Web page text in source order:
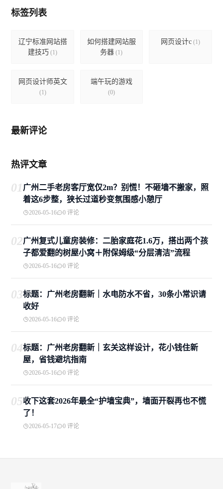
标签列表
辽宁标准网站搭
建技巧 (1)
如何搭建网站服
务器 (1)
网页设计c(1)
网页设计师英文
(1)
端午玩的游戏
(0)
最新评论
热评文章
01广州二手老房客厅宽仅2m？别慌！不砸墙不搬家，照
着这6步整，狭长过道秒变氛围感小憩厅
2026-05-16 0 评论
02广州复式儿童房装修：二胎家庭花1.6万，搭出两个孩
子都爱翻的树屋小窝＋附保姆级“分层清洁”流程
2026-05-16 0 评论
03标题：广州老房翻新｜水电防水不省，30条小常识请
收好
2026-05-16 0 评论
04标题：广州老房翻新｜玄关这样设计，花小钱住新
屋，省钱避坑指南
2026-05-16 0 评论
05收下这套2026年最全“护墙宝典”，墙面开裂再也不慌
了！
2026-05-17 0 评论